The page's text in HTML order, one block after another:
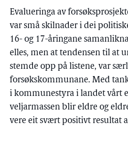
Evalueringa av
var små skilnader i dei
16- og 17-åringane
elles, men at tendensen til at
stemde opp på listene, var
forsøkskommunane. Med
i kommunestyra i landet vårt
veljarmassen blir eldre og
vere eit svært positivt resultat